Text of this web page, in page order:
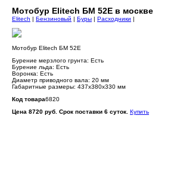
Мотобур Elitech БМ 52Е в москве
Elitech | Бензиновый | Буры | Расходники |
Мотобур Elitech БМ 52Е
Бурение мерзлого грунта: Есть
Бурение льда: Есть
Воронка: Есть
Диаметр приводного вала: 20 мм
Габаритные размеры: 437x380x330 мм
Код товара6820
Цена 8720 руб. Срок поставки 6 суток. Купить